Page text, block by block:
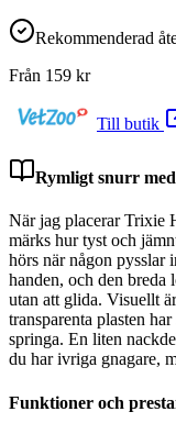
Rekommenderad
Från 159 kr
Till butik
Rymligt snurr
När jag placerar Trixie
märks hur tyst och
hörs när någon pysslar
handen, och den breda
utan att glida. Visuellt
transparenta plasten
springa. En liten
du har ivriga gnagare,
Funktioner och